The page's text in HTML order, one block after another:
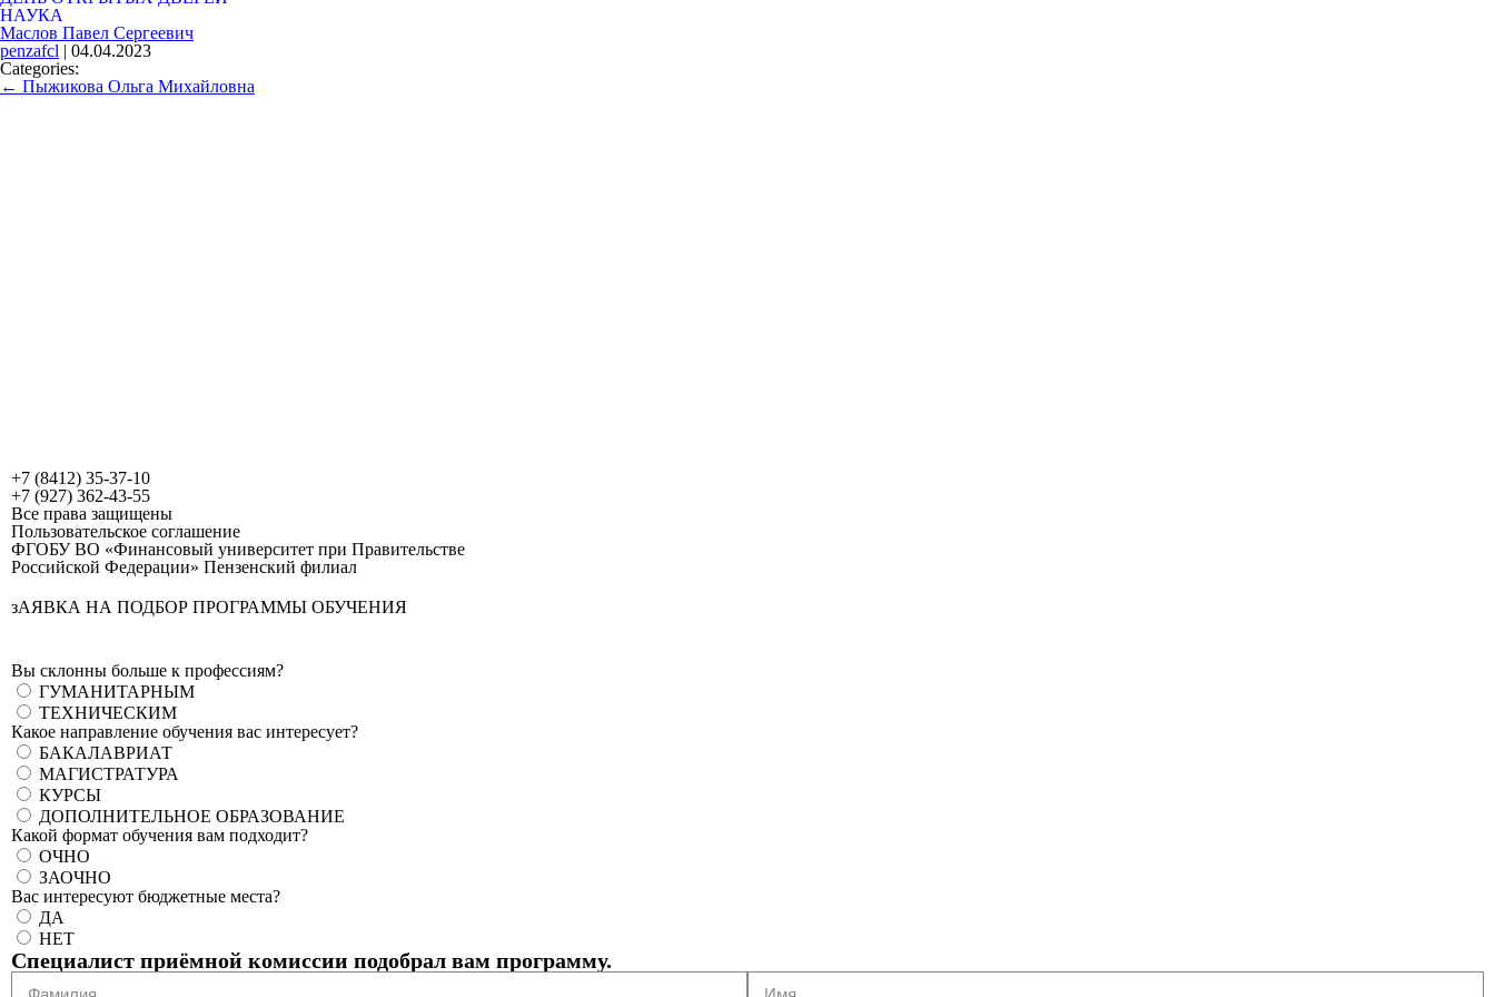
НАУКА
Маслов Павел Сергеевич
penzafcl | 04.04.2023
Categories:
← Пыжикова Ольга Михайловна
+7 (8412) 35-37-10
+7 (927) 362-43-55
Все права защищены
Пользовательское соглашение
ФГОБУ ВО «Финансовый университет при Правительстве
Российской Федерации» Пензенский филиал
зАЯВКА НА ПОДБОР ПРОГРАММЫ ОБУЧЕНИЯ
Вы склонны больше к профессиям?
ГУМАНИТАРНЫМ
ТЕХНИЧЕСКИМ
Какое направление обучения вас интересует?
БАКАЛАВРИАТ
МАГИСТРАТУРА
КУРСЫ
ДОПОЛНИТЕЛЬНОЕ ОБРАЗОВАНИЕ
Какой формат обучения вам подходит?
ОЧНО
ЗАОЧНО
Вас интересуют бюджетные места?
ДА
НЕТ
Специалист приёмной комиссии подобрал вам программу.